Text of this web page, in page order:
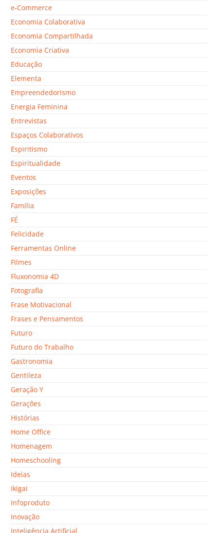
e-Commerce
Economia Colaborativa
Economia Compartilhada
Economia Criativa
Educação
Elementa
Empreendedorismo
Energia Feminina
Entrevistas
Espaços Colaborativos
Espiritismo
Espiritualidade
Eventos
Exposições
Família
FÉ
Felicidade
Ferramentas Online
Filmes
Fluxonomia 4D
Fotografia
Frase Motivacional
Frases e Pensamentos
Futuro
Futuro do Trabalho
Gastronomia
Gentileza
Geração Y
Gerações
Histórias
Home Office
Homenagem
Homeschooling
Ideias
Ikigai
Infoproduto
Inovação
Inteligência Artificial